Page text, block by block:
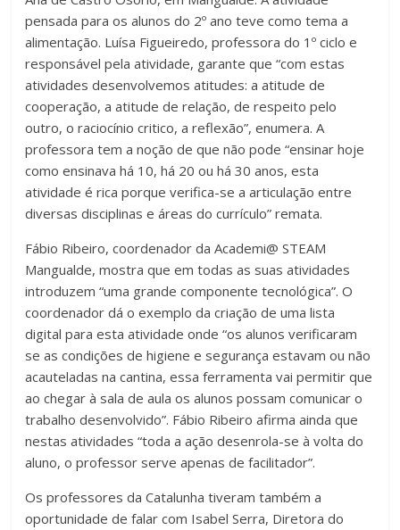
pensada para os alunos do 2º ano teve como tema a
alimentação. Luísa Figueiredo, professora do 1º ciclo e
responsável pela atividade, garante que “com estas
atividades desenvolvemos atitudes: a atitude de
cooperação, a atitude de relação, de respeito pelo
outro, o raciocínio critico, a reflexão”, enumera. A
professora tem a noção de que não pode “ensinar hoje
como ensinava há 10, há 20 ou há 30 anos, esta
atividade é rica porque verifica-se a articulação entre
diversas disciplinas e áreas do currículo” remata.
Fábio Ribeiro, coordenador da Academi@ STEAM
Mangualde, mostra que em todas as suas atividades
introduzem “uma grande componente tecnológica”. O
coordenador dá o exemplo da criação de uma lista
digital para esta atividade onde “os alunos verificaram
se as condições de higiene e segurança estavam ou não
acauteladas na cantina, essa ferramenta vai permitir que
ao chegar à sala de aula os alunos possam comunicar o
trabalho desenvolvido”. Fábio Ribeiro afirma ainda que
nestas atividades “toda a ação desenrola-se à volta do
aluno, o professor serve apenas de facilitador”.
Os professores da Catalunha tiveram também a
oportunidade de falar com Isabel Serra, Diretora do